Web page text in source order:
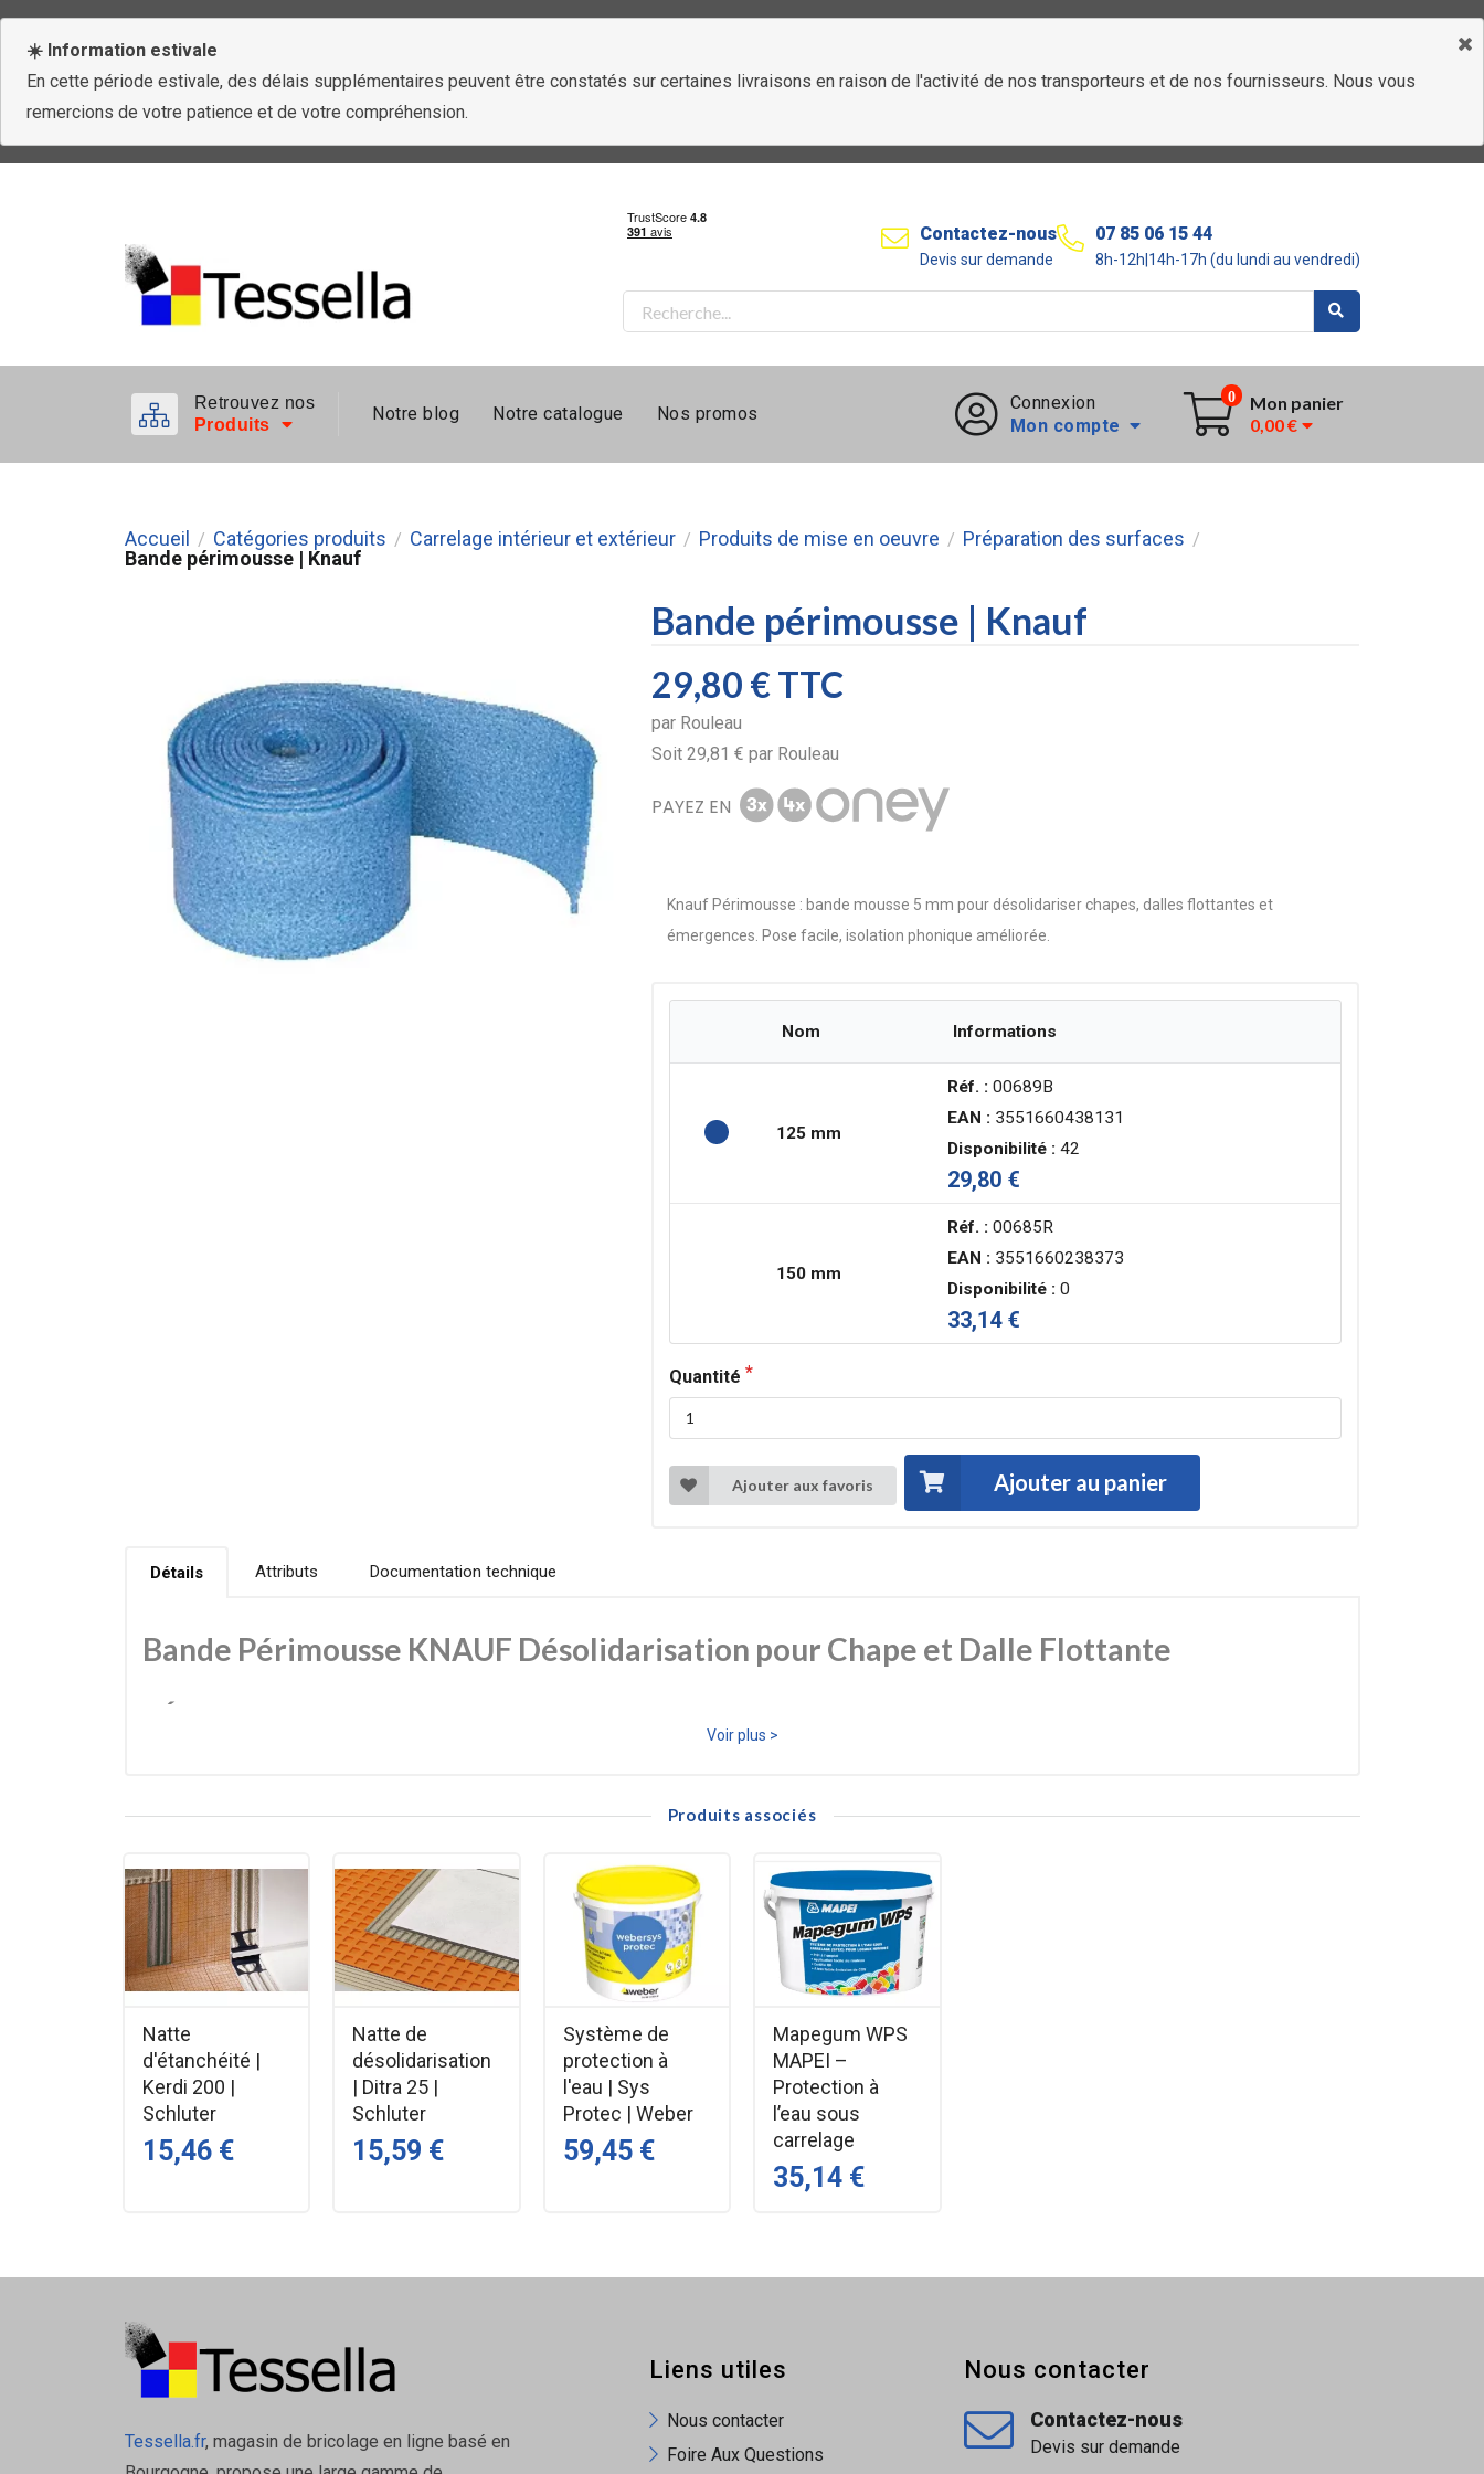
☀️ Information estivale
En cette période estivale, des délais supplémentaires peuvent être constatés sur certaines livraisons en raison de l'activité de nos transporteurs et de nos fournisseurs. Nous vous
remercions de votre patience et de votre compréhension.
Contactez-nous
Devis sur demande
07 85 06 15 44
8h-12h|14h-17h (du lundi au vendredi)
Retrouvez nos
Produits
Notre blog Notre catalogue Nos promos
Connexion
Mon compte
0
Mon panier
0,00 €
Accueil / Catégories produits / Carrelage intérieur et extérieur / Produits de mise en oeuvre / Préparation des surfaces /
Bande périmousse | Knauf
Bande périmousse | Knauf
29,80 €TTC
par Rouleau
Soit29,81 € par Rouleau
PAYEZ EN
Knauf Périmousse : bande mousse 5 mm pour désolidariser chapes, dalles flottantes et
émergences. Pose facile, isolation phonique améliorée.
Nom Informations
125 mm
Réf. : 00689B
EAN : 3551660438131
Disponibilité : 42
29,80 €
150 mm
Réf. : 00685R
EAN : 3551660238373
Disponibilité : 0
33,14 €
Quantité
Ajouter aux favoris Ajouter au panier
Détails Attributs Documentation technique
Bande Périmousse KNAUF Désolidarisation pour Chape et Dalle Flottante
des éléments verticaux du bâtiment (murs, huisseries, poteaux, canalisations).
D'absorber la dilatation : Le béton ou le mortier se rétracte et se dilate avec les variations de température et d'humidité. La bande absorbe ces mouvements, prévenant
l'apparition de fissures à la jonction mur/sol.
L'isolation acoustique : Elle coupe le pont phonique entre la chape et les murs, améliorant l'isolation acoustique aux bruits d'impact.
Le Périmousse est une bande en mousse de polyéthylène extrudé, offrant une excellente compressibilité et résilience, garantissant son efficacité dans le temps.
Applications Principales :
Chapes fluides (anhydrites ou ciment).
Chapes traditionnelles (avec ou sans chauffage au sol).
Mortiers de scellement pour revêtements de sol.
Dalles et planchers chauffants.
Épaisseur : 5 mm (version standard) Knauf
Mise en œuvre : posée verticalement jusqu’au niveau fini (revêtement + 2 cm selon les recommandations Knauf)
Norme / DTU : conforme aux exigences du DTU pour la désolidarisation des chapes.
Voir plus >
Produits associés
Natte
d'étanchéité |
Kerdi 200 |
Schluter
15,46 €
Natte de
désolidarisation
| Ditra 25 |
Schluter
15,59 €
Système de
protection à
l'eau | Sys
Protec | Weber
59,45 €
Mapegum WPS
MAPEI –
Protection à
l’eau sous
carrelage
35,14 €
Tessella.fr, magasin de bricolage en ligne basé en
Liens utiles
Nous contacter
Foire Aux Questions
Nous contacter
Contactez-nous
Devis sur demande